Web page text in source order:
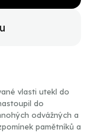
vlasti utekl do
do
odvážných a
pamětníků a